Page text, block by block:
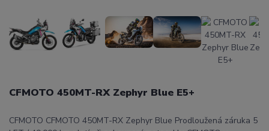
CFMOTO 450MT-RX Zephyr Blue E5+
CFMOTO CFMOTO 450MT-RX Zephyr Blue Prodloužená záruka 5